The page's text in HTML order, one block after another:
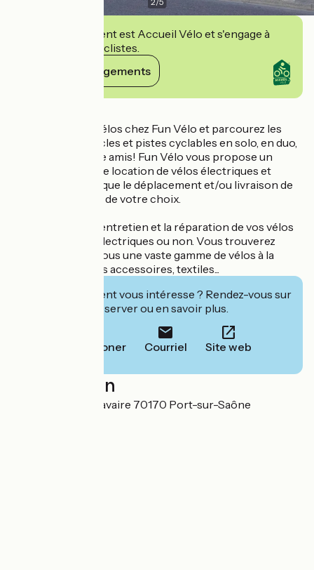
Cet établissement est Accueil Vélo et s'engage à
accueillir des cyclistes.
Voir ses engagements
Venez louer vos vélos chez Fun Vélo et parcourez les
nombreuses boucles et pistes cyclables en solo, en duo,
en famille ou entre amis! Fun Vélo vous propose un
service complet de location de vélos électriques et
musculaires ainsi que le déplacement et/ou livraison de
ceux-ci à l’endroit de votre choix.
Fun Vélo réalise l’entretien et la réparation de vos vélos
toutes marques, électriques ou non. Vous trouverez
également chez nous une vaste gamme de vélos à la
vente ainsi que des accessoires, textiles...
Cet établissement vous intéresse ? Rendez-vous sur
leur site pour réserver ou en savoir plus.
Téléphoner Courriel Site web
Localisation
23 Rue Gilberte Lavaire 70170 Port-sur-Saône